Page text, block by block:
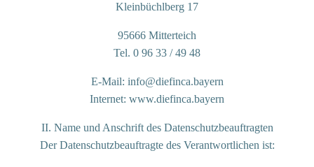
Kleinbüchlberg 17
95666 Mitterteich
Tel. 0 96 33 / 49 48
E-Mail: info@diefinca.bayern
Internet: www.diefinca.bayern
II. Name und Anschrift des Datenschutzbeauftragten
Der Datenschutzbeauftragte des Verantwortlichen ist: